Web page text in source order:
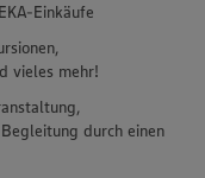
Einkäufe
vieles mehr!
durch einen